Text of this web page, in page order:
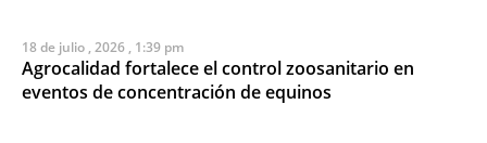
18 de julio , 2026 , 1:39 pm
Agrocalidad fortalece el control zoosanitario en
eventos de concentración de equinos